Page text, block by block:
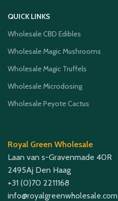
QUICK LINKS
Wholesale CBD Edibles
Wholesale Magic Mushrooms
Wholesale Magic Truffels
Wholesale Microdosing
Wholesale Peyote Cactus
Royal Green Wholesale
Laan van s-Gravenmade 40R
2495Aj Den Haag
+31 (0)70 2211168
info@royalgreenwholesale.com